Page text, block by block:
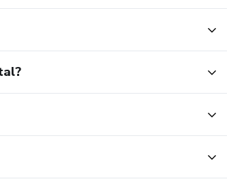
a transformar o aprendizado em resultados